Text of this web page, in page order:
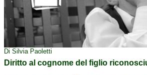
Di Silvia Paoletti
Diritto al cognome del figlio